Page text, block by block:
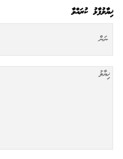
ޚިޔާލުފާޅު ކުރައްވާ